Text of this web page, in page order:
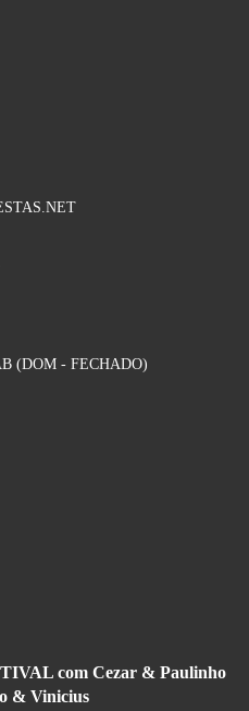
(DOM - FECHADO)
com Cezar & Paulinho
& Vinicius